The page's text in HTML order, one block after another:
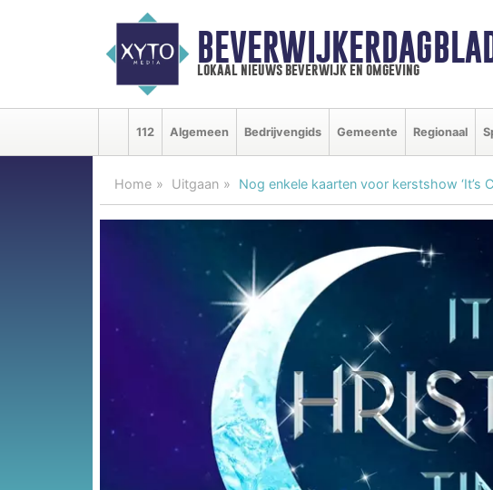
lokaal nieuws beverwijk en omgeving
112 Algemeen Bedrijvengids Gemeente Regionaal
Home Uitgaan Nog enkele kaarten voor kerstshow ‘It’s